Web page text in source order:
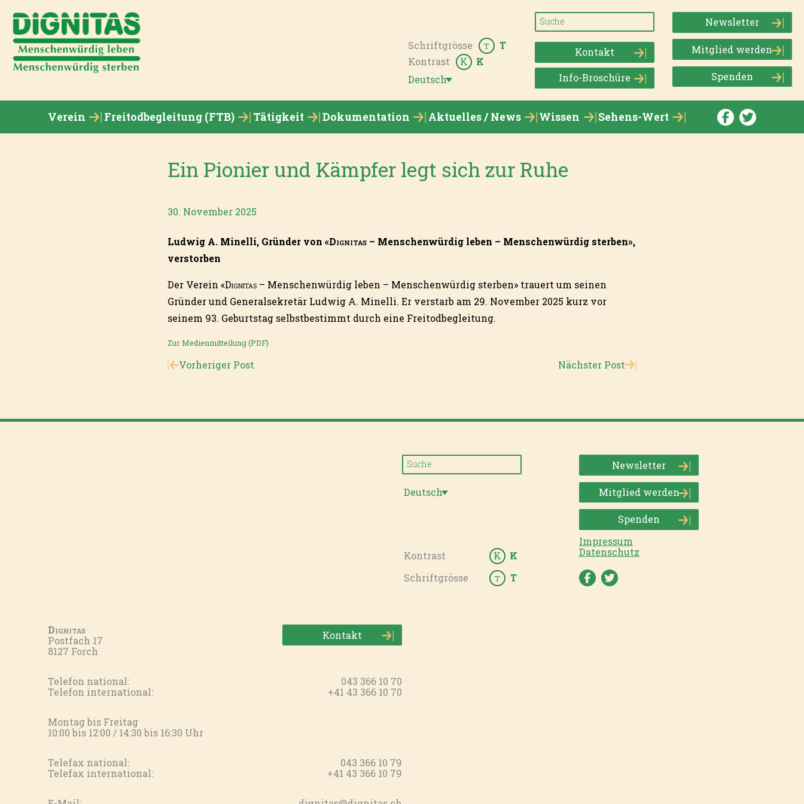
Deutsch
Kontrast K K
Schriftgrösse T T
Kontakt
Info-Broschüre
Newsletter
Mitglied werden
Spenden
Verein Freitodbegleitung (FTB) Tätigkeit Dokumentation Aktuelles / News Wissen Sehens-Wert
Ein Pionier und Kämpfer legt sich zur Ruhe
30. November 2025
Ludwig A. Minelli, Gründer von «Dignitas – Menschenwürdig leben – Menschenwürdig sterben»,
verstorben
Der Verein «Dignitas – Menschenwürdig leben – Menschenwürdig sterben» trauert um seinen
Gründer und Generalsekretär Ludwig A. Minelli. Er verstarb am 29. November 2025 kurz vor
seinem 93. Geburtstag selbstbestimmt durch eine Freitodbegleitung.
Zur Medienmitteilung (PDF)
Vorheriger Post Nächster Post
Deutsch
Kontrast K
K
Schriftgrösse
T T
Newsletter
Mitglied werden
Spenden
Impressum
Datenschutz
Dignitas
Postfach 17
8127 Forch
Kontakt
Telefon national:
043 366 10 70
Telefon international:
+41 43 366 10 70
Montag bis Freitag
10:00 bis 12:00 / 14:30 bis 16:30 Uhr
Telefax national:
043 366 10 79
Telefax international:
+41 43 366 10 79